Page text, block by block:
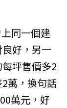
同一個建
好，另一
坪售價多2
萬，換句話
萬元，好